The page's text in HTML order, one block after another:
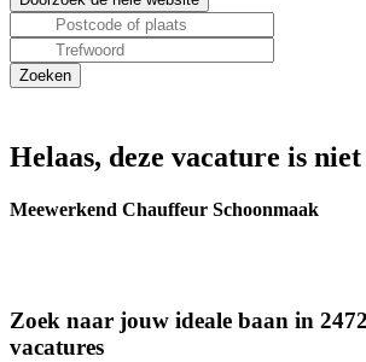
Helaas, deze vacature is
Meewerkend Chauffeur Schoonmaak
Zoek naar jouw ideale baan in
vacatures